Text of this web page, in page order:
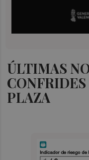
ÚLTIMAS
PLAZA